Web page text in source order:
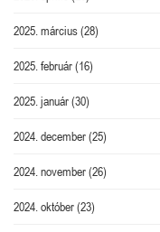
2025. március(28)
2025. február(16)
2025. január(30)
2024. december(25)
2024. november(26)
2024. október(23)